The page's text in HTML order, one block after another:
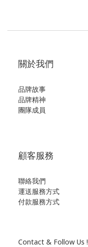
關於我們
品牌故事
品牌精神
團隊成員
顧客服務
聯絡我們
運送服務方式
付款服務方式
Contact & Follow Us !